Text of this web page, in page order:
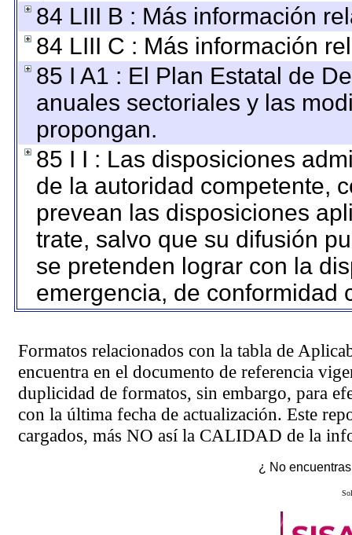
84 LIII B : Más información
84 LIII C : Más información
85 I A1 : El Plan Estatal de
anuales sectoriales y las
propongan.
85 I I : Las disposiciones
de la autoridad competente,
prevean las disposiciones
trate, salvo que su difusión
se pretenden lograr con la
emergencia, de conformidad
Formatos relacionados con la tabla de
encuentra en el documento de referencia
duplicidad de formatos, sin embargo, para
con la última fecha de actualización. Este
cargados, más NO así la CALIDAD de la
¿ No